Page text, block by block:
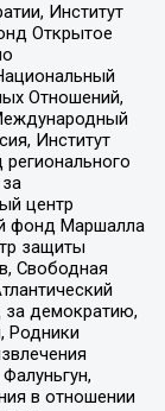
Институт
Открытое
Отношений,
Международный
Институт
центр
фонд Маршалла
защиты
Свободная
за демократию,
Родники
в отношении